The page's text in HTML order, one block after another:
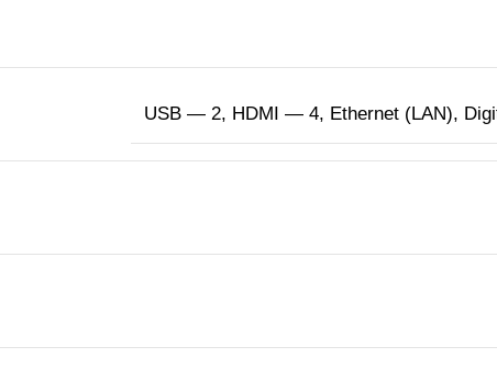
USB — 2, HDMI — 4, Ethernet (LAN),